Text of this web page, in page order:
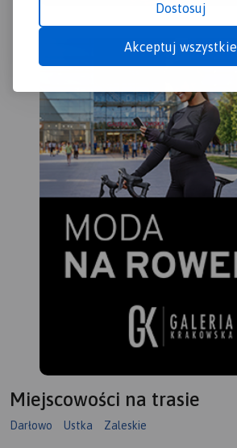
Dostosuj
Akceptuj wszystkie
Miejscowości na trasie
Darłowo Ustka Zaleskie